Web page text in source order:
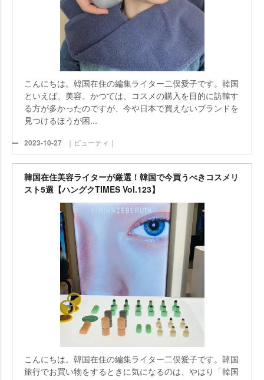
こんにちは。韓国在住の編集ライター二俣愛子です。韓国
といえば、美容。かつては、コスメの購入を目的に訪韓す
る方が多かったのですが、今や日本で買えないブランドを
見つけるほうが困...
2023-10-27 ｜ビューティ｜
韓国在住美容ライターが厳選！韓国で今買うべきコスメリ
スト5選【ハングクTIMES Vol.123】
こんにちは。韓国在住の編集ライター二俣愛子です。韓国
旅行でお買い物をするときに気になるのは、やはり「韓国